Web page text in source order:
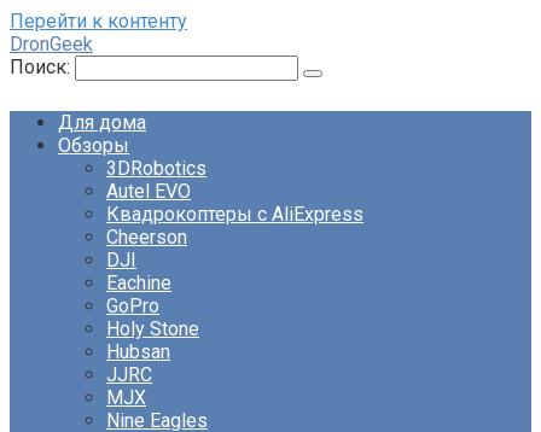
Перейти к контенту
DronGeek
Поиск:
Для дома
Обзоры
3DRobotics
Autel EVO
Квадрокоптеры с AliExpress
Cheerson
DJI
Eachine
GoPro
Holy Stone
Hubsan
JJRC
MJX
Nine Eagles